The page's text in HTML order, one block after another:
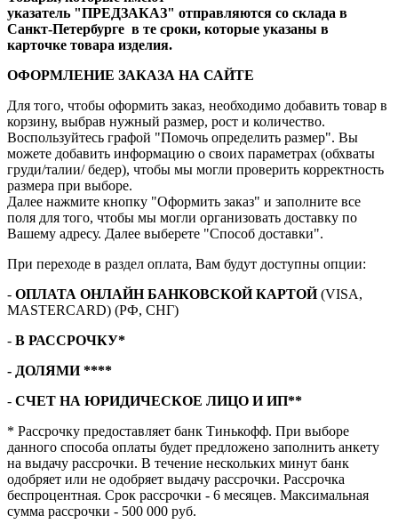
указатель "ПРЕДЗАКАЗ" отправляются со склада в
Санкт-Петербурге в те сроки, которые указаны в
карточке товара изделия.
ОФОРМЛЕНИЕ ЗАКАЗА НА САЙТЕ
Для того, чтобы оформить заказ, необходимо добавить товар в
корзину, выбрав нужный размер, рост и количество.
Воспользуйтесь графой "Помочь определить размер". Вы
можете добавить информацию о своих параметрах (обхваты
груди/талии/ бедер), чтобы мы могли проверить корректность
размера при выборе.
Далее нажмите кнопку "Оформить заказ" и заполните все
поля для того, чтобы мы могли организовать доставку по
Вашему адресу. Далее выберете "Способ доставки".
При переходе в раздел оплата, Вам будут доступны опции:
- ОПЛАТА ОНЛАЙН БАНКОВСКОЙ КАРТОЙ(VISA,
MASTERCARD) (РФ, СНГ)
- В РАССРОЧКУ*
- ДОЛЯМИ ****
- СЧЕТ НА ЮРИДИЧЕСКОЕ ЛИЦО И ИП**
* Рассрочку предоставляет банк Тинькофф. При выборе
данного способа оплаты будет предложено заполнить анкету
на выдачу рассрочки. В течение нескольких минут банк
одобряет или не одобряет выдачу рассрочки. Рассрочка
беспроцентная. Срок рассрочки - 6 месяцев. Максимальная
сумма рассрочки - 500 000 руб.